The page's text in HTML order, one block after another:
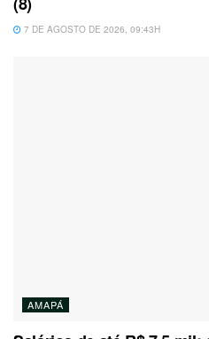
7 DE AGOSTO DE 2026, 09:43H
AMAPÁ